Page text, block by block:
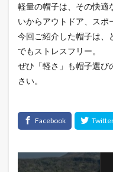
軽量の帽子は、その快適
いからアウトドア、スポ
今回ご紹介した帽子は、
でもストレスフリー。
ぜひ「軽さ」も帽子選び
さい。